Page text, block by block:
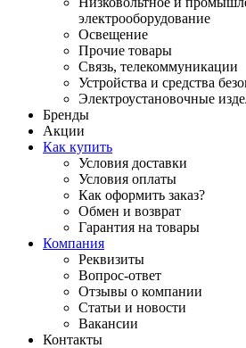
электрооборудование
Освещение
Прочие товары
Связь, телекоммуникации
Устройства и средства
Электроустановочные
Бренды
Акции
Как купить
Условия доставки
Условия оплаты
Как оформить заказ?
Обмен и возврат
Гарантия на товары
Компания
Реквизиты
Вопрос-ответ
Отзывы о компании
Статьи и новости
Вакансии
Контакты